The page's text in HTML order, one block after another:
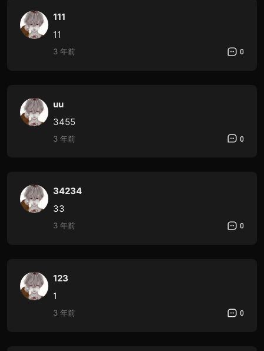
111
11
3 年前 0
uu
3455
3 年前 0
34234
33
3 年前 0
123
1
3 年前 0